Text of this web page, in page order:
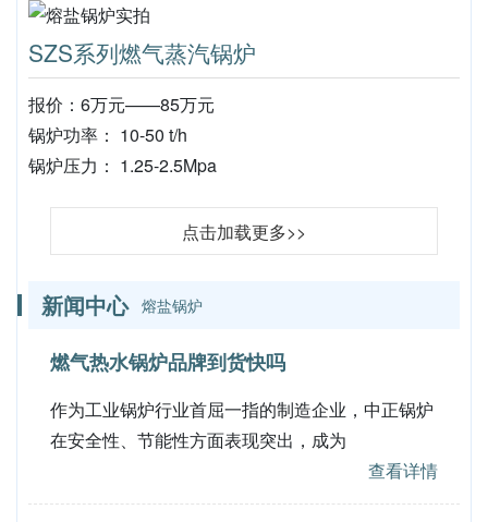
SZS系列燃气蒸汽锅炉
报价：6万元——85万元
锅炉功率： 10-50 t/h
锅炉压力： 1.25-2.5Mpa
点击加载更多>>
新闻中心 熔盐锅炉
燃气热水锅炉品牌到货快吗
作为工业锅炉行业首屈一指的制造企业，中正锅炉
在安全性、节能性方面表现突出，成为
查看详情